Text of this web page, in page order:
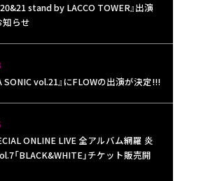
20&21 stand by LACCO TOWER』出演
知らせ
SONIC vol.21』にFLOWの出演が決定!!!
ONLINE LIVE 全アルバム網羅 炎
「BLACK&WHITE」チケット販売開